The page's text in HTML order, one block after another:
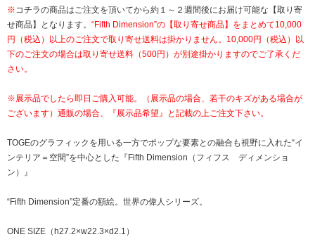
※コチラの商品はご注文を頂いてから約１～２週間後にお届け可能な【取り寄
せ商品】となります。 “Fifth Dimension”の【取り寄せ商品】をまとめて10,000
円（税込）以上のご注文で取り寄せ送料は掛かりません。10,000円（税込）以
下のご注文の場合は取り寄せ送料（500円）が別途掛かりますのでご了承くだ
さい。
※展示品でしたら即日ご購入可能。（展示品の場合、若干のキズがある場合が
ございます）通販の場合、『展示品希望』と記載の上ご注文下さい。
TOGEのグラフィックを用いる一方でポップな要素との融合も視野に入れた“イ
ンテリア＝空間”を中心とした『Fifth Dimension（フィフス ディメンショ
ン）』
“Fifth Dimension”定番の額絵。世界の偉人シリーズ。
ONE SIZE（h27.2×w22.3×d2.1）